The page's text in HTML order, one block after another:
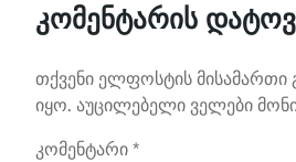
კომენტარის
თქვენი ელფოსტის მისამართი
იყო. აუცილებელი ველები
კომენტარი *